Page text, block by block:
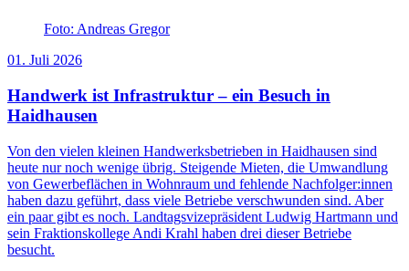
Foto: Andreas Gregor
01. Juli 2026
Handwerk ist Infrastruktur – ein Besuch in
Haidhausen
Von den vielen kleinen Handwerksbetrieben in Haidhausen sind
heute nur noch wenige übrig. Steigende Mieten, die Umwandlung
von Gewerbeflächen in Wohnraum und fehlende Nachfolger:innen
haben dazu geführt, dass viele Betriebe verschwunden sind. Aber
ein paar gibt es noch. Landtagsvizepräsident Ludwig Hartmann und
sein Fraktionskollege Andi Krahl haben drei dieser Betriebe
besucht.